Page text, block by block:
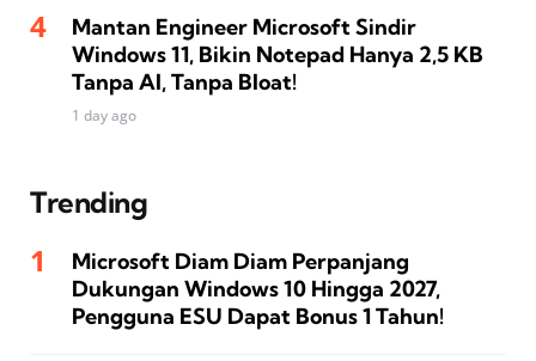
Mantan Engineer Microsoft Sindir
Windows 11, Bikin Notepad Hanya 2,5 KB
Tanpa AI, Tanpa Bloat!
1 day ago
Trending
Microsoft Diam Diam Perpanjang
Dukungan Windows 10 Hingga 2027,
Pengguna ESU Dapat Bonus 1 Tahun!